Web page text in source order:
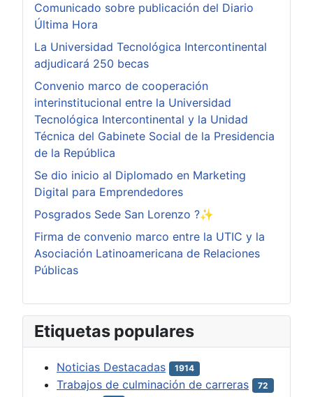
Comunicado sobre publicación del Diario
Última Hora
La Universidad Tecnológica Intercontinental
adjudicará 250 becas
Convenio marco de cooperación
interinstitucional entre la Universidad
Tecnológica Intercontinental y la Unidad
Técnica del Gabinete Social de la Presidencia
de la República
Se dio inicio al Diplomado en Marketing
Digital para Emprendedores
Posgrados Sede San Lorenzo ?✨
Firma de convenio marco entre la UTIC y la
Asociación Latinoamericana de Relaciones
Públicas
Etiquetas populares
Noticias Destacadas 1914
Trabajos de culminación de carreras 72